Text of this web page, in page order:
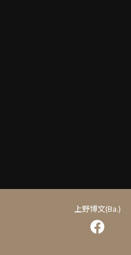
上野博文(Ba.)